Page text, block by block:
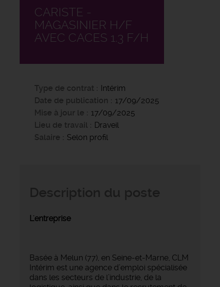
CARISTE -
MAGASINIER H/F
AVEC CACES 1.3 F/H
Type de contrat
Intérim
Date de publication
17/09/2025
Mise à jour le
17/09/2025
Lieu de travail
Draveil
Salaire
Selon profil
L'entreprise
Basée à Melun (77), en Seine-et-Marne, CLM
Intérim est une agence d’emploi spécialisée
dans les secteurs de l’industrie, de la